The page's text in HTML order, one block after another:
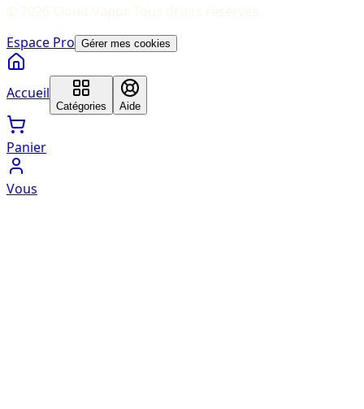
© 2026 Cloud Vapor. Tous droits réservés.
Espace Pro Gérer mes cookies
Accueil
Catégories Aide
Panier
Vous